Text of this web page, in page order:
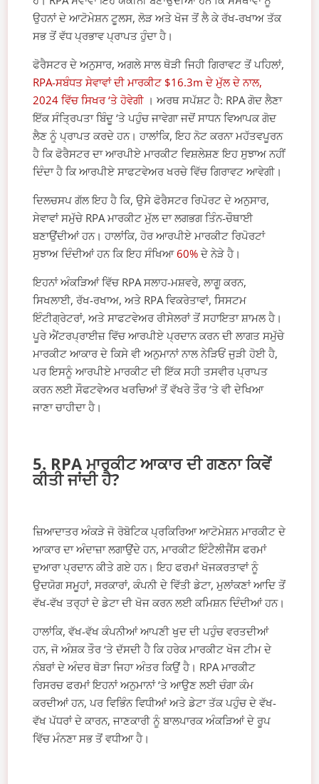
ਉਹਨਾਂ ਦੇ ਆਟੋਮੇਸ਼ਨ ਟੂਲਸ, ਲੋੜ ਅਤੇ ਖੋਜ ਤੋਂ ਲੈ ਕੇ ਰੱਖ-ਰਖਾਅ ਤੱਕ
ਸਭ ਤੋਂ ਵੱਧ ਪ੍ਰਭਾਵ ਪ੍ਰਾਪਤ ਹੁੰਦਾ ਹੈ।
ਫੋਰੈਸਟਰ ਦੇ ਅਨੁਸਾਰ, ਅਗਲੇ ਸਾਲ ਥੋੜੀ ਜਿਹੀ ਗਿਰਾਵਟ ਤੋਂ ਪਹਿਲਾਂ,
RPA-ਸਬੰਧਤ ਸੇਵਾਵਾਂ ਦੀ ਮਾਰਕੀਟ $16.3m ਦੇ ਮੁੱਲ ਦੇ ਨਾਲ,
2024 ਵਿੱਚ ਸਿਖਰ ‘ਤੇ ਹੋਵੇਗੀ । ਅਰਥ ਸਪੱਸ਼ਟ ਹੈ: RPA ਗੋਦ ਲੈਣਾ
ਇੱਕ ਸੰਤ੍ਰਿਪਤਾ ਬਿੰਦੂ ‘ਤੇ ਪਹੁੰਚ ਜਾਵੇਗਾ ਜਦੋਂ ਸਾਧਨ ਵਿਆਪਕ ਗੋਦ
ਲੈਣ ਨੂੰ ਪ੍ਰਾਪਤ ਕਰਦੇ ਹਨ। ਹਾਲਾਂਕਿ, ਇਹ ਨੋਟ ਕਰਨਾ ਮਹੱਤਵਪੂਰਨ
ਹੈ ਕਿ ਫੋਰੈਸਟਰ ਦਾ ਆਰਪੀਏ ਮਾਰਕੀਟ ਵਿਸ਼ਲੇਸ਼ਣ ਇਹ ਸੁਝਾਅ ਨਹੀਂ
ਦਿੰਦਾ ਹੈ ਕਿ ਆਰਪੀਏ ਸਾਫਟਵੇਅਰ ਖਰਚੇ ਵਿੱਚ ਗਿਰਾਵਟ ਆਵੇਗੀ।
ਦਿਲਚਸਪ ਗੱਲ ਇਹ ਹੈ ਕਿ, ਉਸੇ ਫੋਰੈਸਟਰ ਰਿਪੋਰਟ ਦੇ ਅਨੁਸਾਰ,
ਸੇਵਾਵਾਂ ਸਮੁੱਚੇ RPA ਮਾਰਕੀਟ ਮੁੱਲ ਦਾ ਲਗਭਗ ਤਿੰਨ-ਚੌਥਾਈ
ਬਣਾਉਂਦੀਆਂ ਹਨ। ਹਾਲਾਂਕਿ, ਹੋਰ ਆਰਪੀਏ ਮਾਰਕੀਟ ਰਿਪੋਰਟਾਂ
ਸੁਝਾਅ ਦਿੰਦੀਆਂ ਹਨ ਕਿ ਇਹ ਸੰਖਿਆ60% ਦੇ ਨੇੜੇ ਹੈ।
ਇਹਨਾਂ ਅੰਕੜਿਆਂ ਵਿੱਚ RPA ਸਲਾਹ-ਮਸ਼ਵਰੇ, ਲਾਗੂ ਕਰਨ,
ਸਿਖਲਾਈ, ਰੱਖ-ਰਖਾਅ, ਅਤੇ RPA ਵਿਕਰੇਤਾਵਾਂ, ਸਿਸਟਮ
ਇੰਟੀਗ੍ਰੇਟਰਾਂ, ਅਤੇ ਸਾਫਟਵੇਅਰ ਰੀਸੇਲਰਾਂ ਤੋਂ ਸਹਾਇਤਾ ਸ਼ਾਮਲ ਹੈ।
ਪੂਰੇ ਐਂਟਰਪ੍ਰਾਈਜ਼ ਵਿੱਚ ਆਰਪੀਏ ਪ੍ਰਦਾਨ ਕਰਨ ਦੀ ਲਾਗਤ ਸਮੁੱਚੇ
ਮਾਰਕੀਟ ਆਕਾਰ ਦੇ ਕਿਸੇ ਵੀ ਅਨੁਮਾਨਾਂ ਨਾਲ ਨੇੜਿਓਂ ਜੁੜੀ ਹੋਈ ਹੈ,
ਪਰ ਇਸਨੂੰ ਆਰਪੀਏ ਮਾਰਕੀਟ ਦੀ ਇੱਕ ਸਹੀ ਤਸਵੀਰ ਪ੍ਰਾਪਤ
ਕਰਨ ਲਈ ਸੌਫਟਵੇਅਰ ਖਰਚਿਆਂ ਤੋਂ ਵੱਖਰੇ ਤੌਰ ‘ਤੇ ਵੀ ਦੇਖਿਆ
ਜਾਣਾ ਚਾਹੀਦਾ ਹੈ।
5. RPA ਮਾਰਕੀਟ ਆਕਾਰ ਦੀ ਗਣਨਾ ਕਿਵੇਂ
ਕੀਤੀ ਜਾਂਦੀ ਹੈ?
ਜ਼ਿਆਦਾਤਰ ਅੰਕੜੇ ਜੋ ਰੋਬੋਟਿਕ ਪ੍ਰਕਿਰਿਆ ਆਟੋਮੇਸ਼ਨ ਮਾਰਕੀਟ ਦੇ
ਆਕਾਰ ਦਾ ਅੰਦਾਜ਼ਾ ਲਗਾਉਂਦੇ ਹਨ, ਮਾਰਕੀਟ ਇੰਟੈਲੀਜੈਂਸ ਫਰਮਾਂ
ਦੁਆਰਾ ਪ੍ਰਦਾਨ ਕੀਤੇ ਗਏ ਹਨ। ਇਹ ਫਰਮਾਂ ਖੋਜਕਰਤਾਵਾਂ ਨੂੰ
ਉਦਯੋਗ ਸਮੂਹਾਂ, ਸਰਕਾਰਾਂ, ਕੰਪਨੀ ਦੇ ਵਿੱਤੀ ਡੇਟਾ, ਮੁਲਾਂਕਣਾਂ ਆਦਿ ਤੋਂ
ਵੱਖ-ਵੱਖ ਤਰ੍ਹਾਂ ਦੇ ਡੇਟਾ ਦੀ ਖੋਜ ਕਰਨ ਲਈ ਕਮਿਸ਼ਨ ਦਿੰਦੀਆਂ ਹਨ।
ਹਾਲਾਂਕਿ, ਵੱਖ-ਵੱਖ ਕੰਪਨੀਆਂ ਆਪਣੀ ਖੁਦ ਦੀ ਪਹੁੰਚ ਵਰਤਦੀਆਂ
ਹਨ, ਜੋ ਅੰਸ਼ਕ ਤੌਰ ‘ਤੇ ਦੱਸਦੀ ਹੈ ਕਿ ਹਰੇਕ ਮਾਰਕੀਟ ਖੋਜ ਟੀਮ ਦੇ
ਨੰਬਰਾਂ ਦੇ ਅੰਦਰ ਥੋੜਾ ਜਿਹਾ ਅੰਤਰ ਕਿਉਂ ਹੈ। RPA ਮਾਰਕੀਟ
ਰਿਸਰਚ ਫਰਮਾਂ ਇਹਨਾਂ ਅਨੁਮਾਨਾਂ ‘ਤੇ ਆਉਣ ਲਈ ਚੰਗਾ ਕੰਮ
ਕਰਦੀਆਂ ਹਨ, ਪਰ ਵਿਭਿੰਨ ਵਿਧੀਆਂ ਅਤੇ ਡੇਟਾ ਤੱਕ ਪਹੁੰਚ ਦੇ ਵੱਖ-
ਵੱਖ ਪੱਧਰਾਂ ਦੇ ਕਾਰਨ, ਜਾਣਕਾਰੀ ਨੂੰ ਬਾਲਪਾਰਕ ਅੰਕੜਿਆਂ ਦੇ ਰੂਪ
ਵਿੱਚ ਮੰਨਣਾ ਸਭ ਤੋਂ ਵਧੀਆ ਹੈ।